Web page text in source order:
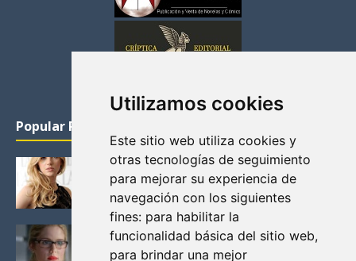
Utilizamos cookies
Este sitio web utiliza cookies y
otras tecnologías de seguimiento
para mejorar su experiencia de
navegación con los siguientes
fines: para habilitar la
funcionalidad básica del sitio web,
para brindar una mejor
Popular Posts
KATHERYN WINNICK: LA ACTRIZ MAS GUAPA DE
VIKINGOS
Junio 14, 2013
FELICITY (EMILY BETT RICKARDS), LAS FOTOS
MAS BONITAS DE LA ALIADA DE ARROW